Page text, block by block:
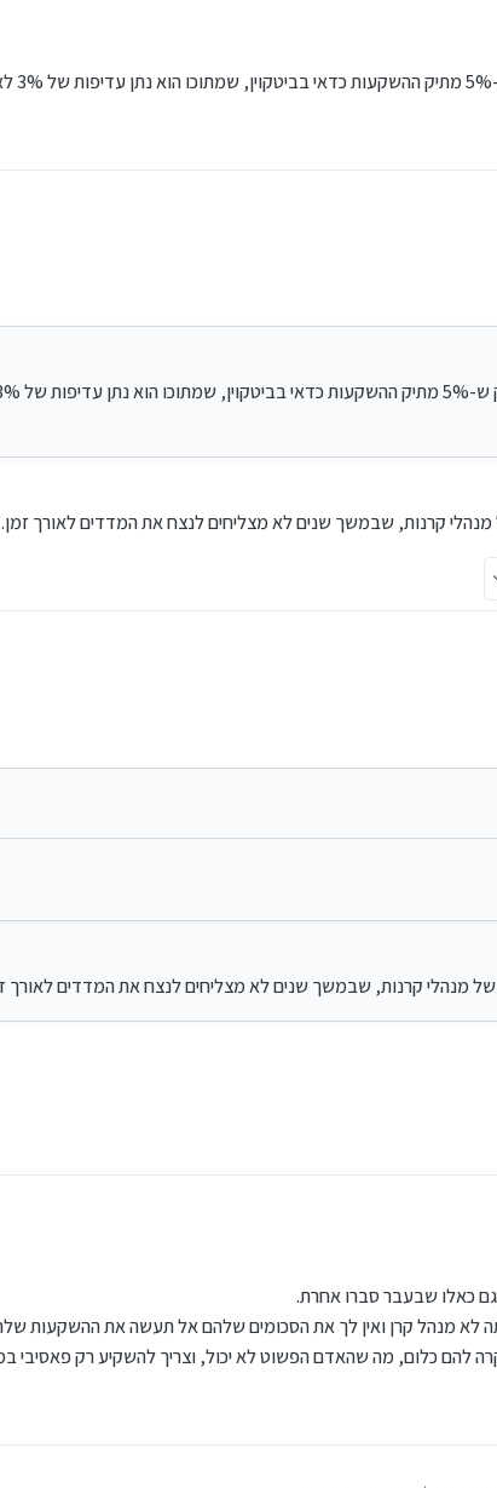
מנהלי קרנות, שבמשך שנים לא מצליחים לנצח את המדדים לאורך זמן.
ו-2% לביטקוין.
של מנהלי קרנות, שבמשך שנים לא מצליחים לנצח את המדדים לאורך זמן.
של מנהלי קרנות, שבמשך שנים לא מצליחים לנצח את המדדים לאורך
ו-2% לביטקוין.
של מנהלי קרנות, שבמשך שנים לא מצליחים לנצח את המדדים לאורך זמן.
כאלו שבעבר סברו אחרת.
לא מנהל קרן ואין לך את הסכומים שלהם אל תעשה את ההשקעות
להם כלום, מה שהאדם הפשוט לא יכול, וצריך להשקיע רק פאסיבי